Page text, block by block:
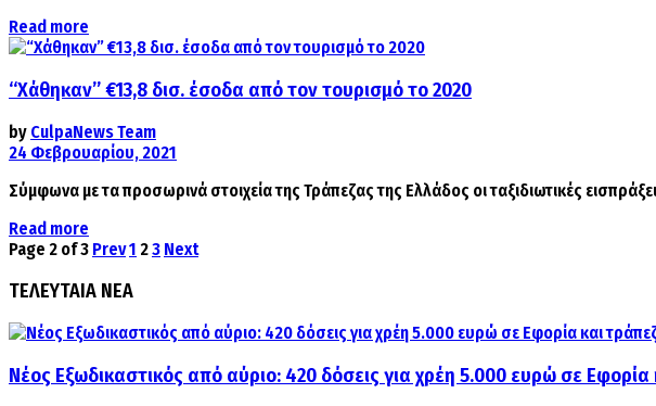
Read more
“Χάθηκαν” €13,8 δισ. έσοδα από τον τουρισμό το 2020
by CulpaNews Team
24 Φεβρουαρίου, 2021
Σύμφωνα με τα προσωρινά στοιχεία της Τράπεζας της Ελλάδος οι ταξιδιωτικές
Read more
Page 2 of 3 Prev1 23 Next
ΤΕΛΕΥΤΑΙΑ ΝΕΑ
Νέος Εξωδικαστικός από αύριο: 420 δόσεις για χρέη 5.000 ευρώ σε Εφορία